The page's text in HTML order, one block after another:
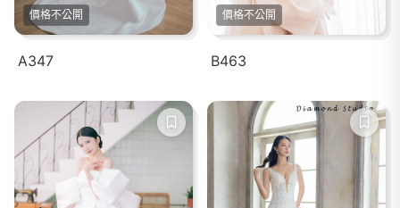
價格不公開
A347
價格不公開
B463